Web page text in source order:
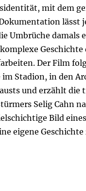
mit dem
lässt
Umbrüche damals
Geschichte
Der Film
im Stadion, in den
und erzählt die
Selig Cahn
Bild
eigene Geschichte